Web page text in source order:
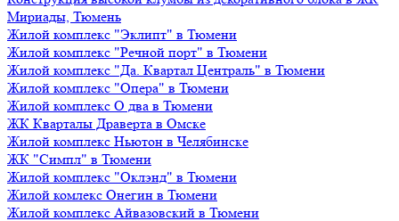
Мириады, Тюмень
Жилой комплекс "Эклипт" в Тюмени
Жилой комплекс "Речной порт" в Тюмени
Жилой комплекс "Да. Квартал Централь" в Тюмени
Жилой комплекс "Опера" в Тюмени
Жилой комплекс О два в Тюмени
ЖК Кварталы Драверта в Омске
Жилой комплекс Ньютон в Челябинске
ЖК "Симпл" в Тюмени
Жилой комплекс "Оклэнд" в Тюмени
Жилой комлекс Онегин в Тюмени
Жилой комплекс Айвазовский в Тюмени